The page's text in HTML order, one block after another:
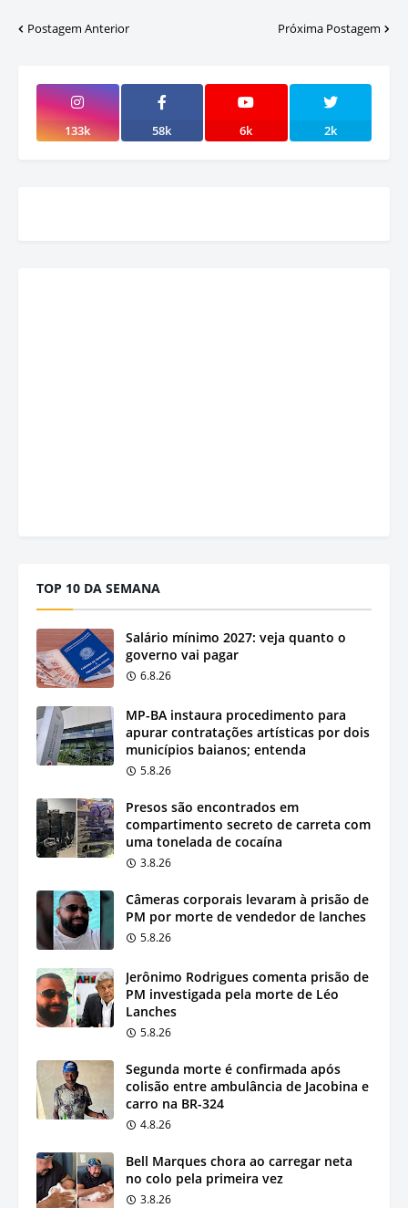
Postagem Anterior Próxima Postagem
133k 58k 6k 2k
TOP 10 DA SEMANA
Salário mínimo 2027: veja quanto o
governo vai pagar
6.8.26
MP-BA instaura procedimento para
apurar contratações artísticas por dois
municípios baianos; entenda
5.8.26
Presos são encontrados em
compartimento secreto de carreta com
uma tonelada de cocaína
3.8.26
Câmeras corporais levaram à prisão de
PM por morte de vendedor de lanches
5.8.26
Jerônimo Rodrigues comenta prisão de
PM investigada pela morte de Léo
Lanches
5.8.26
Segunda morte é confirmada após
colisão entre ambulância de Jacobina e
carro na BR-324
4.8.26
Bell Marques chora ao carregar neta
no colo pela primeira vez
3.8.26